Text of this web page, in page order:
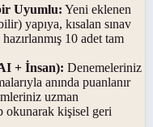
Uyumlu: Yeni eklenen
yapıya, kısalan sınav
10 adet tam
+ İnsan): Denemeleriniz
anında puanlanır
uzman
okunarak kişisel geri